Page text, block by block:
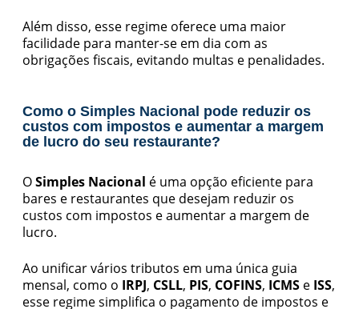
Além disso, esse regime oferece uma maior
facilidade para manter-se em dia com as
obrigações fiscais, evitando multas e penalidades.
Como o Simples Nacional pode reduzir os
custos com impostos e aumentar a margem
de lucro do seu restaurante?
OSimples Nacional é uma opção eficiente para
bares e restaurantes que desejam reduzir os
custos com impostos e aumentar a margem de
lucro.
Ao unificar vários tributos em uma única guia
mensal, como o IRPJ, CSLL, PIS, COFINS, ICMS e ISS,
esse regime simplifica o pagamento de impostos e